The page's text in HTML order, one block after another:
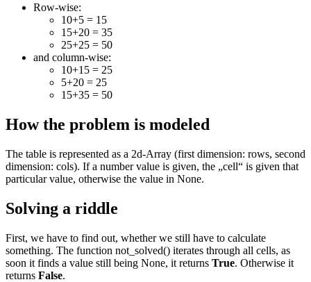
Row-wise:
10+5 = 15
15+20 = 35
25+25 = 50
and column-wise:
10+15 = 25
5+20 = 25
15+35 = 50
How the problem is modeled
The table is represented as a 2d-Array (first dimension: rows, second
dimension: cols). If a number value is given, the „cell“ is given that
particular value, otherwise the value in None.
Solving a riddle
First, we have to find out, whether we still have to calculate
something. The function not_solved() iterates through all cells, as
soon it finds a value still being None, it returns True. Otherwise it
returns False.